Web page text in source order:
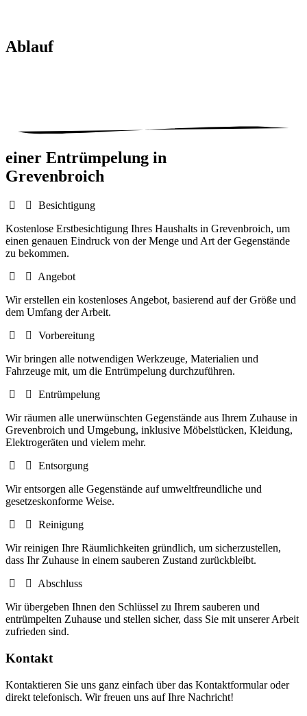
Ablauf
einer Entrümpelung in
Grevenbroich
Besichtigung
Kostenlose Erstbesichtigung Ihres Haushalts in Grevenbroich, um
einen genauen Eindruck von der Menge und Art der Gegenstände
zu bekommen.
Angebot
Wir erstellen ein kostenloses Angebot, basierend auf der Größe und
dem Umfang der Arbeit.
Vorbereitung
Wir bringen alle notwendigen Werkzeuge, Materialien und
Fahrzeuge mit, um die Entrümpelung durchzuführen.
Entrümpelung
Wir räumen alle unerwünschten Gegenstände aus Ihrem Zuhause in
Grevenbroich und Umgebung, inklusive Möbelstücken, Kleidung,
Elektrogeräten und vielem mehr.
Entsorgung
Wir entsorgen alle Gegenstände auf umweltfreundliche und
gesetzeskonforme Weise.
Reinigung
Wir reinigen Ihre Räumlichkeiten gründlich, um sicherzustellen,
dass Ihr Zuhause in einem sauberen Zustand zurückbleibt.
Abschluss
Wir übergeben Ihnen den Schlüssel zu Ihrem sauberen und
entrümpelten Zuhause und stellen sicher, dass Sie mit unserer Arbeit
zufrieden sind.
Kontakt
Kontaktieren Sie uns ganz einfach über das Kontaktformular oder
direkt telefonisch. Wir freuen uns auf Ihre Nachricht!